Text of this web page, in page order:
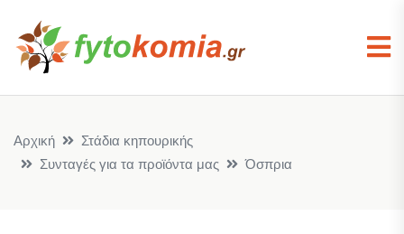
Αρχική
Στάδια κηπουρικής
Συνταγές για τα προϊόντα μας
Όσπρια